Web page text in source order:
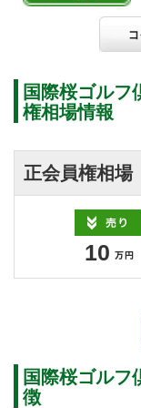
国際桜ゴルフ
権相場情報
正会員権相場
10
国際桜ゴルフ
徴